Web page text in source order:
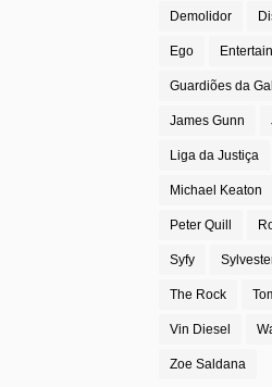
Demolidor
Ego
Guardiões da
James Gunn
Liga da Justiça
Michael Keaton
Peter Quill
Syfy
The Rock
Vin Diesel
Zoe Saldana